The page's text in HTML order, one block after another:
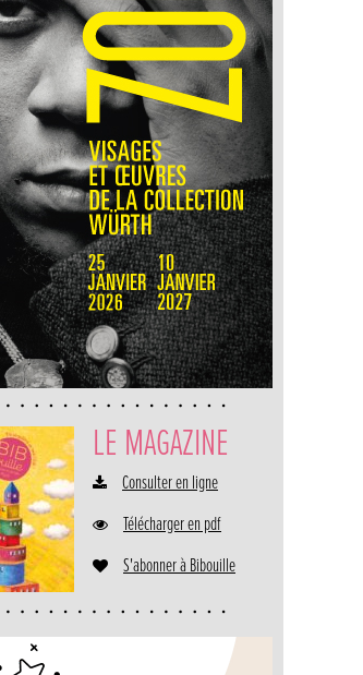
LE MAGAZINE
Consulter en ligne
Télécharger en pdf
S'abonner à Bibouille